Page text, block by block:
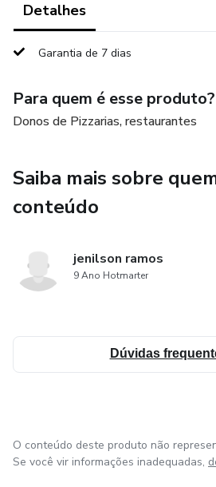
Detalhes
Garantia de 7 dias
Para quem é esse produto?
Donos de Pizzarias, restaurantes
Saiba mais sobre
conteúdo
jenilson ramos
9 Ano Hotmarter
Dúvidas
O conteúdo deste produto não
Se você vir informações inadequadas,